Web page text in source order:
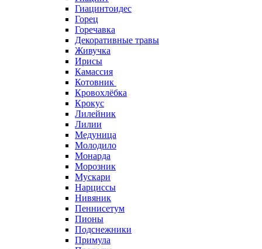
Гиацинтоидес
Горец
Горечавка
Декоративные травы
Живучка
Ирисы
Камассия
Котовник
Кровохлёбка
Крокус
Лилейник
Лилии
Медуница
Молодило
Монарда
Морозник
Мускари
Нарциссы
Нивяник
Пеннисетум
Пионы
Подснежники
Примула